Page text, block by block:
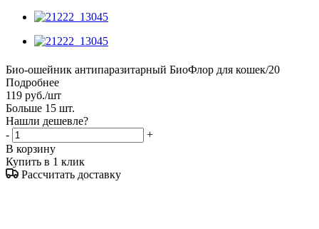
Био-ошейник антипаразитарный БиоФлор для кошек/20
Подробнее
119 руб./шт
Больше 15 шт.
Нашли дешевле?
-
+
В корзину
Купить в 1 клик
Рассчитать доставку